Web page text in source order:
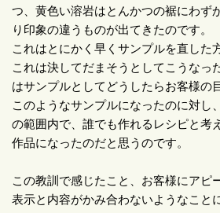
つ、黄色い溶岩はとんかつの裾にわず
り印象の違うものが出てきたのです。
これはとにかく早くサンプルを直した
これは決してだまそうとしてこうなっ
はサンプルとしてどうしたらお客様の
このようなサンプルになったのに対し
の範囲内で、誰でも作れるレシピと考
作品になったのだと思うのです。
この教訓で感じたこと、お客様にアピ
表示と内容がかみ合わないようなこと